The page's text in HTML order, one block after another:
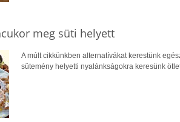
meg süti helyett
A múlt cikkünkben alternatívákat kerestünk
sütemény helyetti nyalánkságokra keresünk